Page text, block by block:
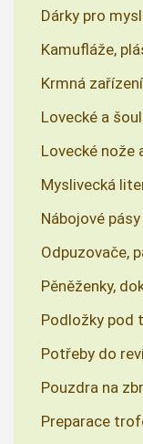
Dárky pro
Kamufláže,
Krmná zařízení
Lovecké a
Lovecké nože
Myslivecká
Nábojové
Odpuzovače,
Pěněženky,
Podložky pod
Potřeby do
Pouzdra na
Preparace